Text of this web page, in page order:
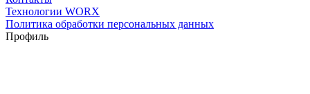
Технологии WORX
Политика обработки персональных данных
Профиль